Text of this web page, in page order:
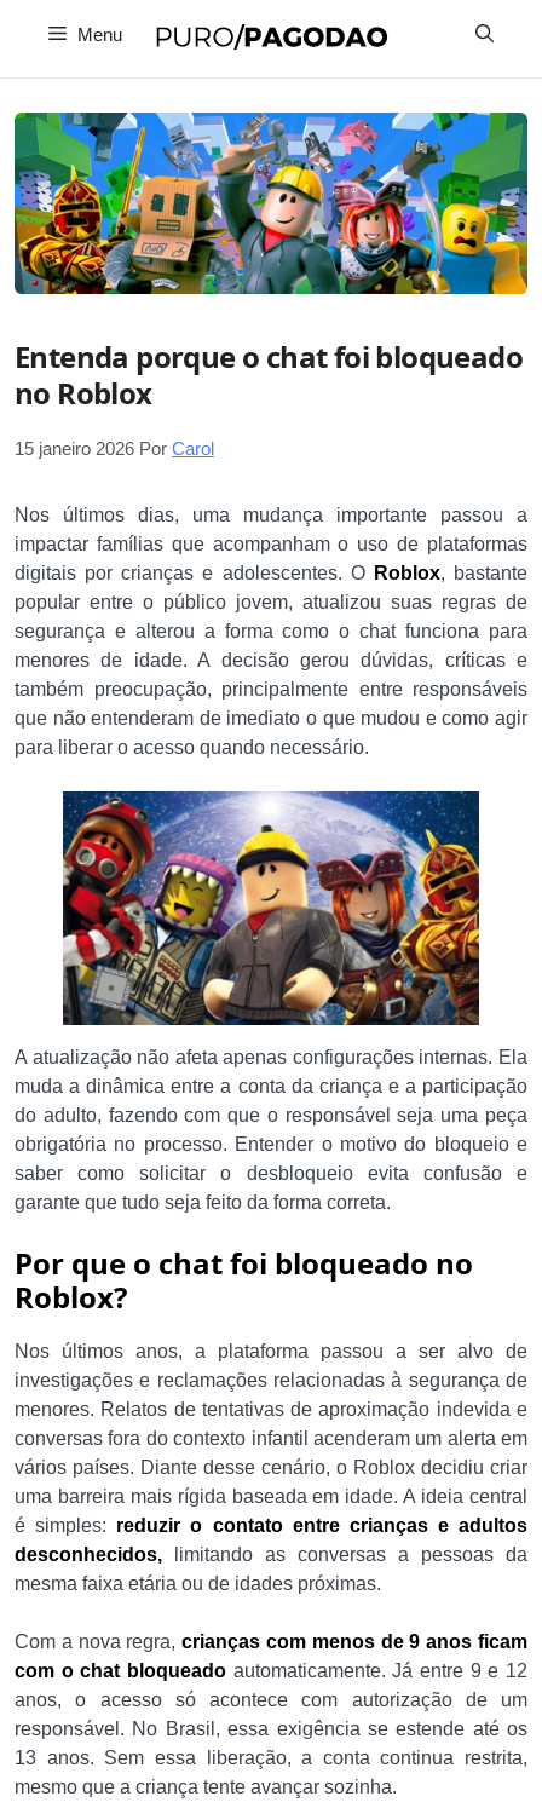
Menu
Entenda porque o chat foi bloqueado
no Roblox
15 janeiro 2026 Por Carol
Nos últimos dias, uma mudança importante passou a
impactar famílias que acompanham o uso de plataformas
digitais por crianças e adolescentes. O Roblox, bastante
popular entre o público jovem, atualizou suas regras de
segurança e alterou a forma como o chat funciona para
menores de idade. A decisão gerou dúvidas, críticas e
também preocupação, principalmente entre responsáveis
que não entenderam de imediato o que mudou e como agir
para liberar o acesso quando necessário.
A atualização não afeta apenas configurações internas. Ela
muda a dinâmica entre a conta da criança e a participação
do adulto, fazendo com que o responsável seja uma peça
obrigatória no processo. Entender o motivo do bloqueio e
saber como solicitar o desbloqueio evita confusão e
garante que tudo seja feito da forma correta.
Por que o chat foi bloqueado no
Roblox?
Nos últimos anos, a plataforma passou a ser alvo de
investigações e reclamações relacionadas à segurança de
menores. Relatos de tentativas de aproximação indevida e
conversas fora do contexto infantil acenderam um alerta em
vários países. Diante desse cenário, o Roblox decidiu criar
uma barreira mais rígida baseada em idade. A ideia central
é simples: reduzir o contato entre crianças e adultos
desconhecidos,
limitando as conversas a pessoas da
mesma faixa etária ou de idades próximas.
Com a nova regra, crianças com menos de 9 anos ficam
com o chat bloqueado automaticamente. Já entre 9 e 12
anos, o acesso só acontece com autorização de um
responsável. No Brasil, essa exigência se estende até os
13 anos. Sem essa liberação, a conta continua restrita,
mesmo que a criança tente avançar sozinha.